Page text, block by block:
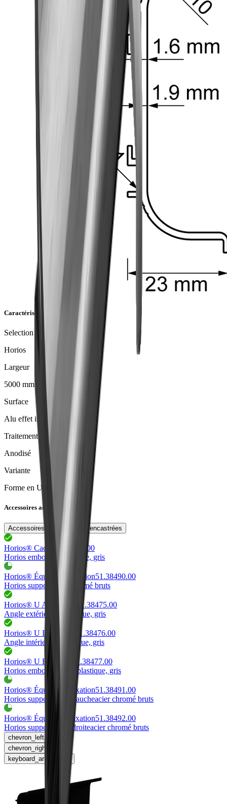
Caractéristiques de l'article
Selection de profil
Horios
Largeur
5000 mm
Surface
Alu effet inox brossé
Traitement de surface
Anodisé
Variante
Forme en U
Accessoires adaptés
Accessoires pour poignées encastrées
Horios® Cache
51.38471.00
Horios embous U
plastique, gris
Horios® Équerre de fixation51.38490.00
Horios support
acier chromé bruts
Horios® U Ausseneck
51.38475.00
Angle extérieur U
plastique, gris
Horios® U Innenecke
51.38476.00
Angle intérieur U
plastique, gris
Horios® U Endstück
51.38477.00
Horios embous U spec
plastique, gris
Horios® Équerre de fixation51.38491.00
Horios support spec, gaucheacier chromé bruts
Horios® Équerre de fixation51.38492.00
Horios support spec, droiteacier chromé bruts
chevron_left
chevron_right
keyboard_arrow_right